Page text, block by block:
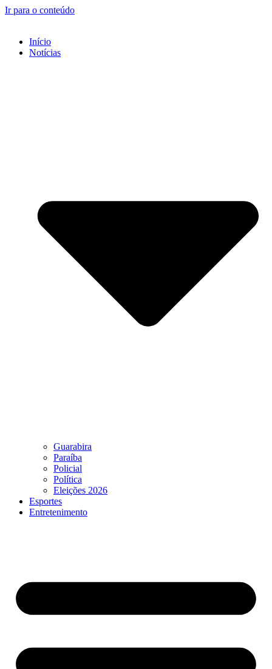
Ir para o conteúdo
Início
Notícias
Guarabira
Paraíba
Policial
Política
Eleições 2026
Esportes
Entretenimento